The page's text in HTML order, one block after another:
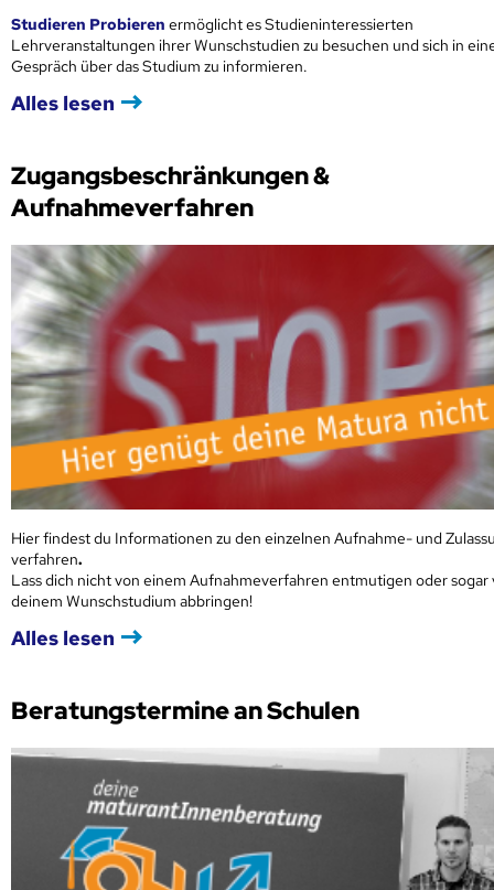
Studieren Probieren ermöglicht es Studieninteressierten
Lehrveranstaltungen ihrer Wunschstudien zu besuchen und sich in
Gespräch über das Studium zu informieren.
Alles lesen
Zugangsbeschränkungen &
Aufnahmeverfahren
Hier findest du Informationen zu den einzelnen Aufnahme- und
verfahren.
Lass dich nicht von einem Aufnahmeverfahren entmutigen oder sogar
deinem Wunschstudium abbringen!
Alles lesen
Beratungstermine an Schulen